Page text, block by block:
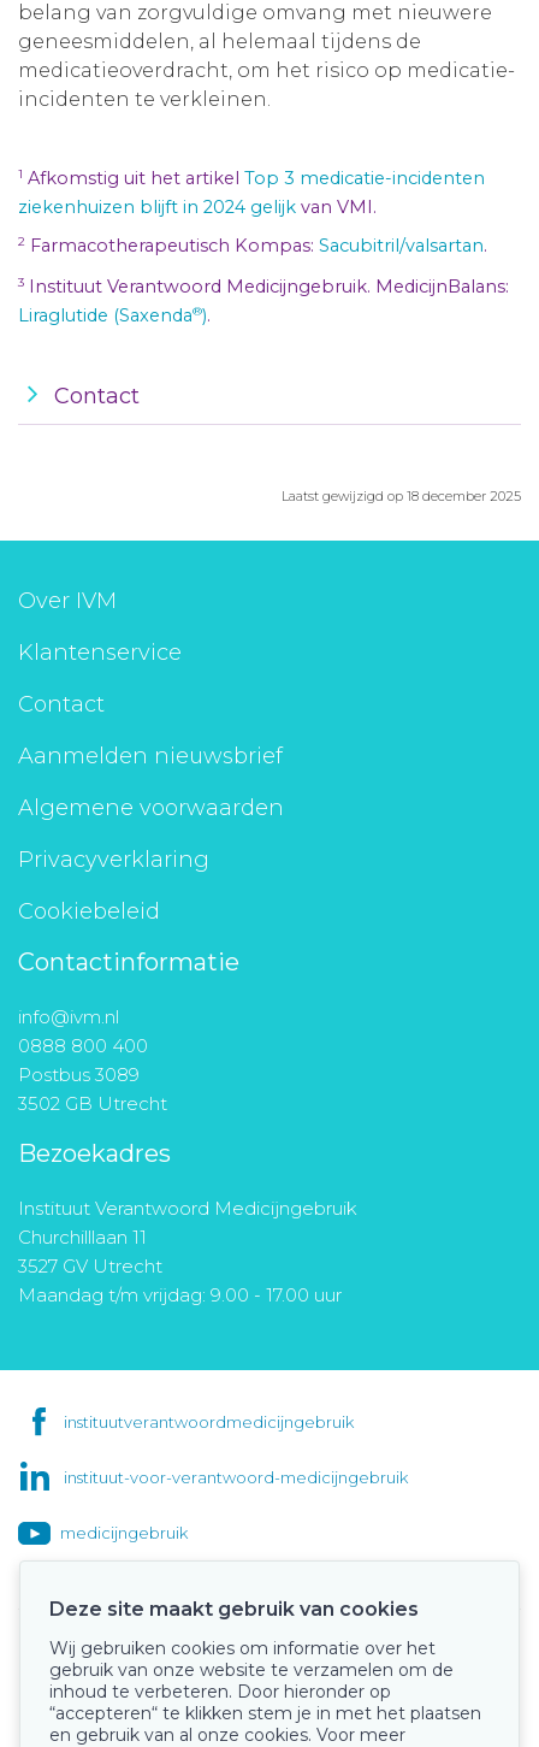
belang van zorgvuldige omvang met nieuwere
geneesmiddelen, al helemaal tijdens de
medicatieoverdracht, om het risico op medicatie-
incidenten te verkleinen.
1 Afkomstig uit het artikel Top 3 medicatie-incidenten
ziekenhuizen blijft in 2024 gelijk van VMI.
2 Farmacotherapeutisch Kompas: Sacubitril/valsartan.
3 Instituut Verantwoord Medicijngebruik. MedicijnBalans:
Liraglutide (Saxenda®).
Contact
Laatst gewijzigd op 18 december 2025
Over IVM
Klantenservice
Contact
Aanmelden nieuwsbrief
Algemene voorwaarden
Privacyverklaring
Cookiebeleid
Contactinformatie
info@ivm.nl
0888 800 400
Postbus 3089
3502 GB Utrecht
Bezoekadres
Instituut Verantwoord Medicijngebruik
Churchilllaan 11
3527 GV Utrecht
Maandag t/m vrijdag: 9.00 - 17.00 uur
instituutverantwoordmedicijngebruik
instituut-voor-verantwoord-medicijngebruik
medicijngebruik
Onze keurmerken
Deze site maakt gebruik van cookies
Wij gebruiken cookies om informatie over het
gebruik van onze website te verzamelen om de
inhoud te verbeteren. Door hieronder op
“accepteren“ te klikken stem je in met het plaatsen
en gebruik van al onze cookies. Voor meer